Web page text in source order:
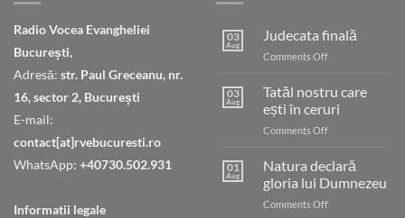
Radio Vocea Evangheliei
București,
Adresă: str. Paul Greceanu, nr.
16, sector 2, București
E-mail:
contact[at]rvebucuresti.ro
WhatsApp: +40730.502.931
Informatii legale
03
Aug
Judecata finală
Comments Offon
03
Aug
Tatăl nostru care
ești în ceruri
Comments Offon
nostru
care
ești
în
01
Aug
Natura declară
gloria lui Dumnezeu
Comments Offon